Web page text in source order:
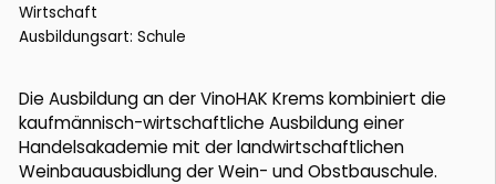
Wirtschaft
Ausbildungsart: Schule
Die Ausbildung an der VinoHAK Krems kombiniert die
kaufmännisch-wirtschaftliche Ausbildung einer
Handelsakademie mit der landwirtschaftlichen
Weinbauausbidlung der Wein- und Obstbauschule.